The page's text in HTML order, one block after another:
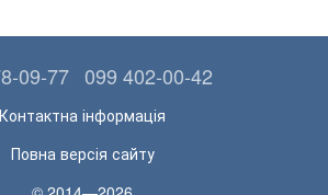
09-77 099 402-00-42
Контактна інформація
Повна версія сайту